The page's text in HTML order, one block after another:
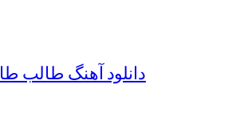
دانلود آهنگ طالب